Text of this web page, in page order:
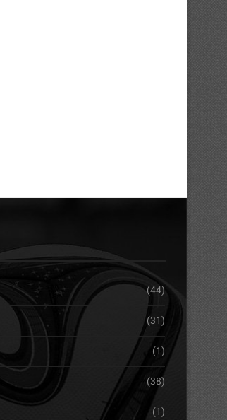
ASEC Mimosas et la soif
21/07/2026
(44)
(31)
(1)
(38)
(1)